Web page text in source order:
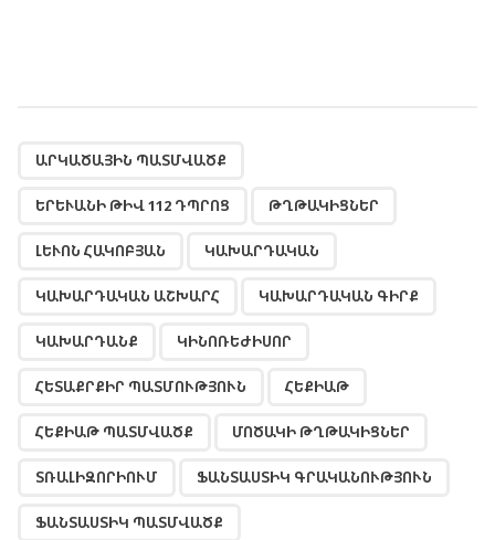
ԱՐԿԱԾԱՅԻՆ ՊԱՏՄՎԱԾՔ
ԵՐԵՒԱՆԻ ԹԻՎ 112 ԴՊՐՈՑ ԹՂԹԱԿԻՑՆԵՐ
ԼԵՒՈՆ ՀԱԿՈԲՅԱՆ ԿԱԽԱՐԴԱԿԱՆ
ԿԱԽԱՐԴԱԿԱՆ ԱՇԽԱՐՀ ԿԱԽԱՐԴԱԿԱՆ ԳԻՐՔ
ԿԱԽԱՐԴԱՆՔ ԿԻՆՈՌԵԺԻՍՈՐ
ՀԵՏԱՔՐՔԻՐ ՊԱՏՄՈՒԹՅՈՒՆ ՀԵՔԻԱԹ
ՀԵՔԻԱԹ ՊԱՏՄՎԱԾՔ ՄՈԾԱԿԻ ԹՂԹԱԿԻՑՆԵՐ
ՏՌԱԼԻԶՈՐԻՈՒՄ ՖԱՆՏԱՍՏԻԿ ԳՐԱԿԱՆՈՒԹՅՈՒՆ
ՖԱՆՏԱՍՏԻԿ ՊԱՏՄՎԱԾՔ